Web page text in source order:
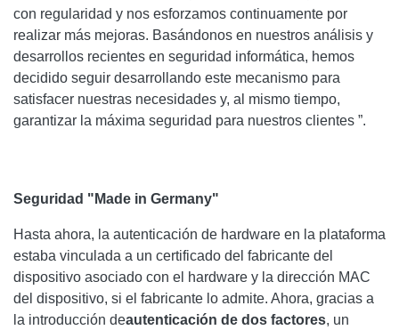
con regularidad y nos esforzamos continuamente por
realizar más mejoras. Basándonos en nuestros análisis y
desarrollos recientes en seguridad informática, hemos
decidido seguir desarrollando este mecanismo para
satisfacer nuestras necesidades y, al mismo tiempo,
garantizar la máxima seguridad para nuestros clientes ”.
Seguridad "Made in Germany"
Hasta ahora, la autenticación de hardware en la plataforma
estaba vinculada a un certificado del fabricante del
dispositivo asociado con el hardware y la dirección MAC
del dispositivo, si el fabricante lo admite. Ahora, gracias a
la introducción deautenticación de dos factores, un